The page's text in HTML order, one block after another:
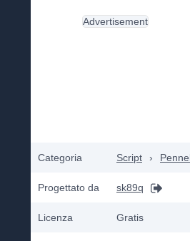
Categoria Script ›
Progettato da sk89q
Licenza Gratis
Advertisement